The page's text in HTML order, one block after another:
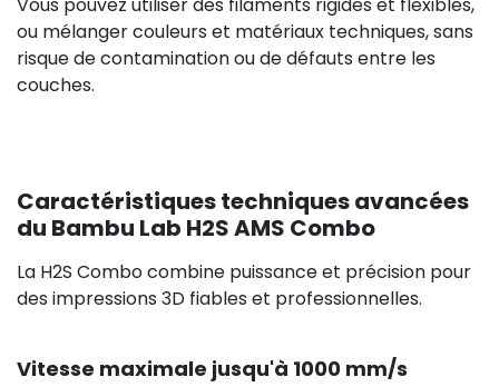
ou mélanger couleurs et matériaux techniques, sans
risque de contamination ou de défauts entre les
couches.
Caractéristiques techniques avancées
du Bambu Lab H2S AMS Combo
La H2S Combo combine puissance et précision pour
des impressions 3D fiables et professionnelles.
Vitesse maximale jusqu'à 1000 mm/s